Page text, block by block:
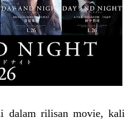
dalam rilisan movie, kali